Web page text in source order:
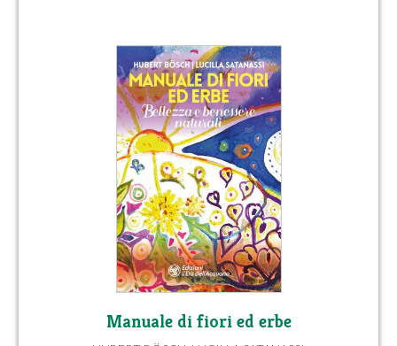
Manuale di fiori ed erbe